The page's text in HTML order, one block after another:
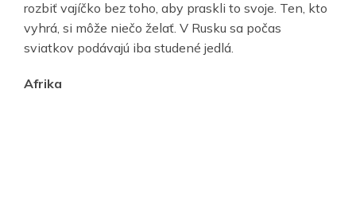
rozbiť vajíčko bez toho, aby praskli to svoje. Ten, kto
vyhrá, si môže niečo želať. V Rusku sa počas
sviatkov podávajú iba studené jedlá.
Afrika